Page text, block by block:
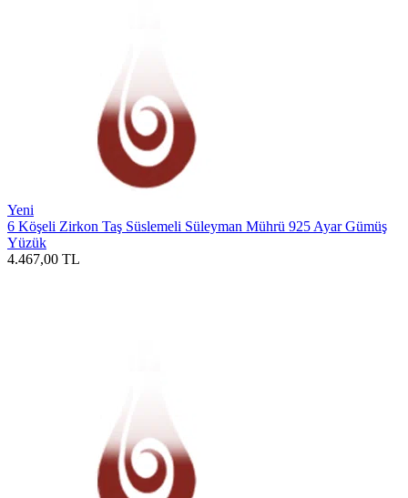
Yeni
6 Köşeli Zirkon Taş Süslemeli Süleyman Mührü 925 Ayar Gümüş
Yüzük
4.467,00 TL